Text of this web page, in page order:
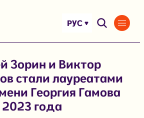
РУС
Зорин и Виктор
стали лауреатами
Георгия Гамова
2023 года